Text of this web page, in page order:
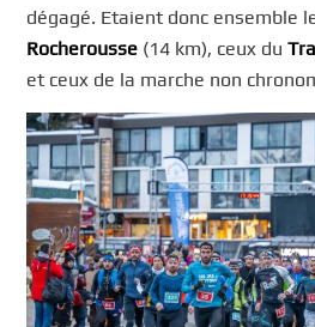
dégagé. Etaient donc ensemble
Rocherousse (14 km), ceux du
et ceux de la marche non